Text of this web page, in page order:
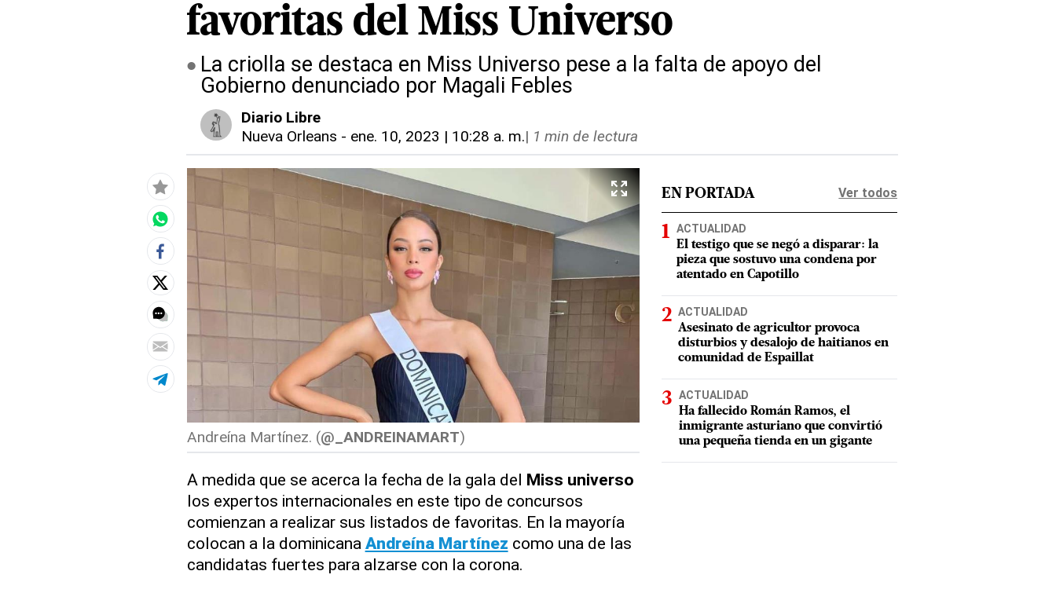
favoritas del Miss Universo
La criolla se destaca en Miss Universo pese a la falta de apoyo del
Gobierno denunciado por Magali Febles
Diario Libre
Nueva Orleans - ene. 10, 2023 | 10:28 a. m.| 1 min de lectura
Andreína Martínez. (@_ANDREINAMART)
A medida que se acerca la fecha de la gala del Miss universo
los expertos internacionales en este tipo de concursos
comienzan a realizar sus listados de favoritas. En la mayoría
colocan a la dominicana Andreína Martínez como una de las
candidatas fuertes para alzarse con la corona.
EN PORTADA Ver todos
ACTUALIDAD
El testigo que se negó a disparar: la
pieza que sostuvo una condena por
atentado en Capotillo
ACTUALIDAD
Asesinato de agricultor provoca
disturbios y desalojo de haitianos en
comunidad de Espaillat
ACTUALIDAD
Ha fallecido Román Ramos, el
inmigrante asturiano que convirtió
una pequeña tienda en un gigante